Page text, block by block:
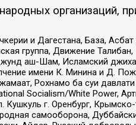
организаций,
и Дагестана, База, Асбат
группа, Движение Талибан,
аш-Шам, Исламский
имени К. Минина и Д.
Рохнамо ба суи давлати
Socialism/White Power,
Кушкуль г. Оренбург,
самооборона,